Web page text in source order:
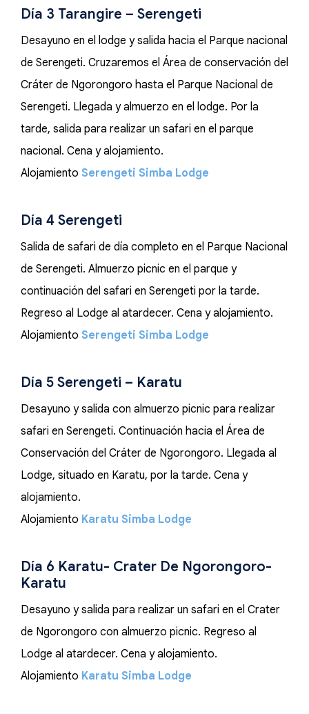
Día 3 Tarangire – Serengeti
Desayuno en el lodge y salida hacia el Parque nacional
de Serengeti. Cruzaremos el Área de conservación del
Cráter de Ngorongoro hasta el Parque Nacional de
Serengeti. Llegada y almuerzo en el lodge. Por la
tarde, salida para realizar un safari en el parque
nacional. Cena y alojamiento.
Alojamiento Serengeti Simba Lodge
Día 4 Serengeti
Salida de safari de día completo en el Parque Nacional
de Serengeti. Almuerzo picnic en el parque y
continuación del safari en Serengeti por la tarde.
Regreso al Lodge al atardecer. Cena y alojamiento.
Alojamiento Serengeti Simba Lodge
Día 5 Serengeti – Karatu
Desayuno y salida con almuerzo picnic para realizar
safari en Serengeti. Continuación hacia el Área de
Conservación del Cráter de Ngorongoro. Llegada al
Lodge, situado en Karatu, por la tarde. Cena y
alojamiento.
Alojamiento Karatu Simba Lodge
Día 6 Karatu- Crater De Ngorongoro-
Karatu
Desayuno y salida para realizar un safari en el Crater
de Ngorongoro con almuerzo picnic. Regreso al
Lodge al atardecer. Cena y alojamiento.
Alojamiento Karatu Simba Lodge